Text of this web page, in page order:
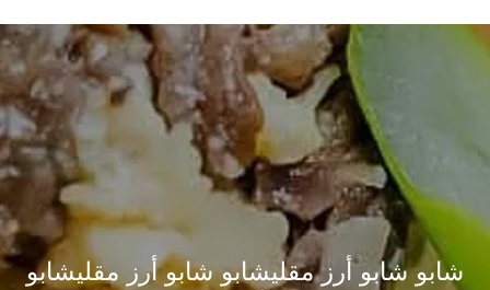
شابو شابو أرز مقليشابو شابو أرز مقليشابو